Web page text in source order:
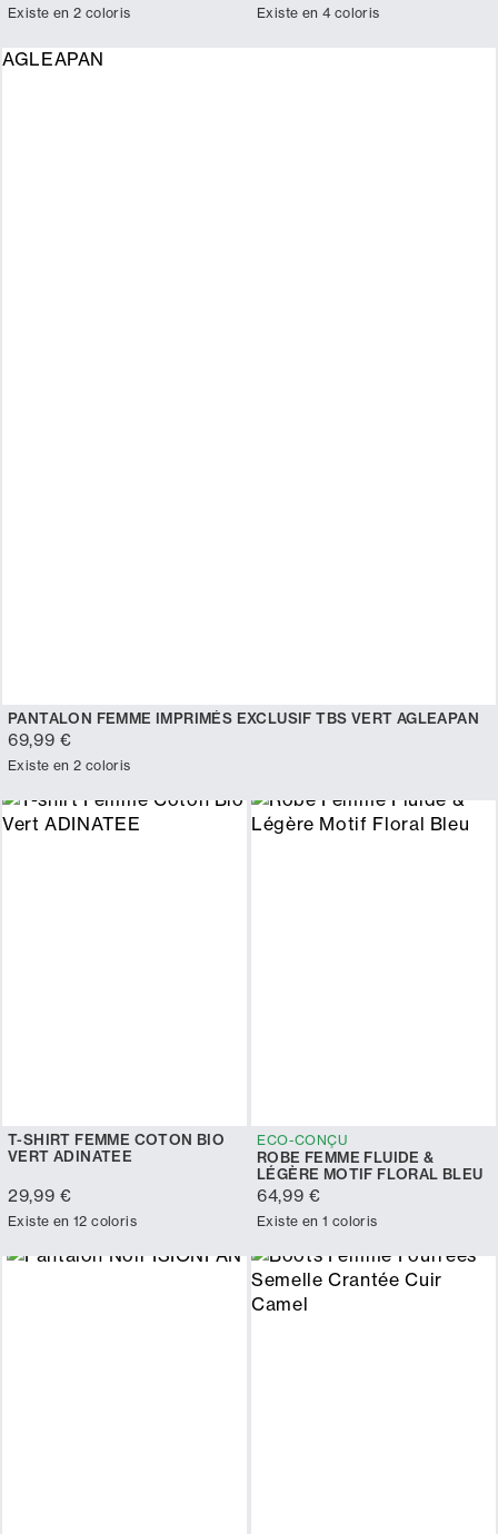
Existe en 2 coloris Existe en 4 coloris
PANTALON FEMME IMPRIMÉS EXCLUSIF TBS VERT AGLEAPAN
69,99 €
Existe en 2 coloris
T-SHIRT FEMME COTON BIO
VERT ADINATEE
29,99 €
Existe en 12 coloris
ECO-CONÇU
ROBE FEMME FLUIDE &
LÉGÈRE MOTIF FLORAL BLEU
64,99 €
Existe en 1 coloris